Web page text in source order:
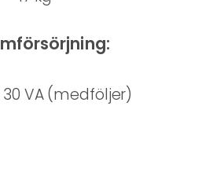
30 VA (medföljer)